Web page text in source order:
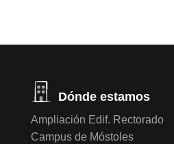
Dónde estamos
Ampliación Edif. Rectorado
Campus de Móstoles